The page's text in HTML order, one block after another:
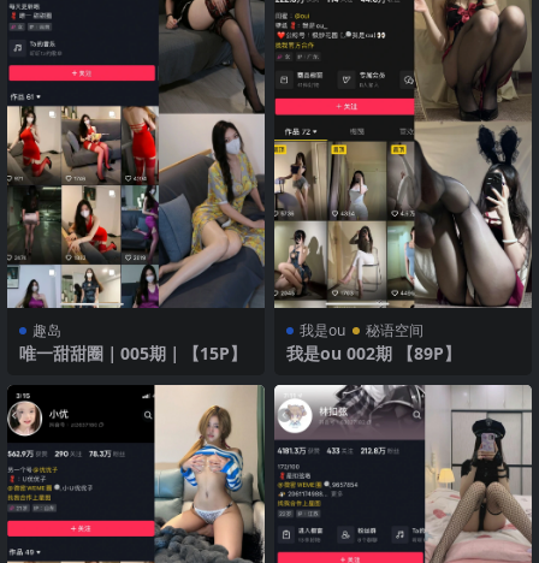
趣岛
唯一甜甜圈｜005期｜【15P】
我是ou 秘语空间
我是ou 002期 【89P】